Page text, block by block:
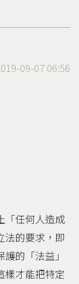
09-07 06:56
「任何人造成
法的要求，即
的「法益」
樣才能把特定